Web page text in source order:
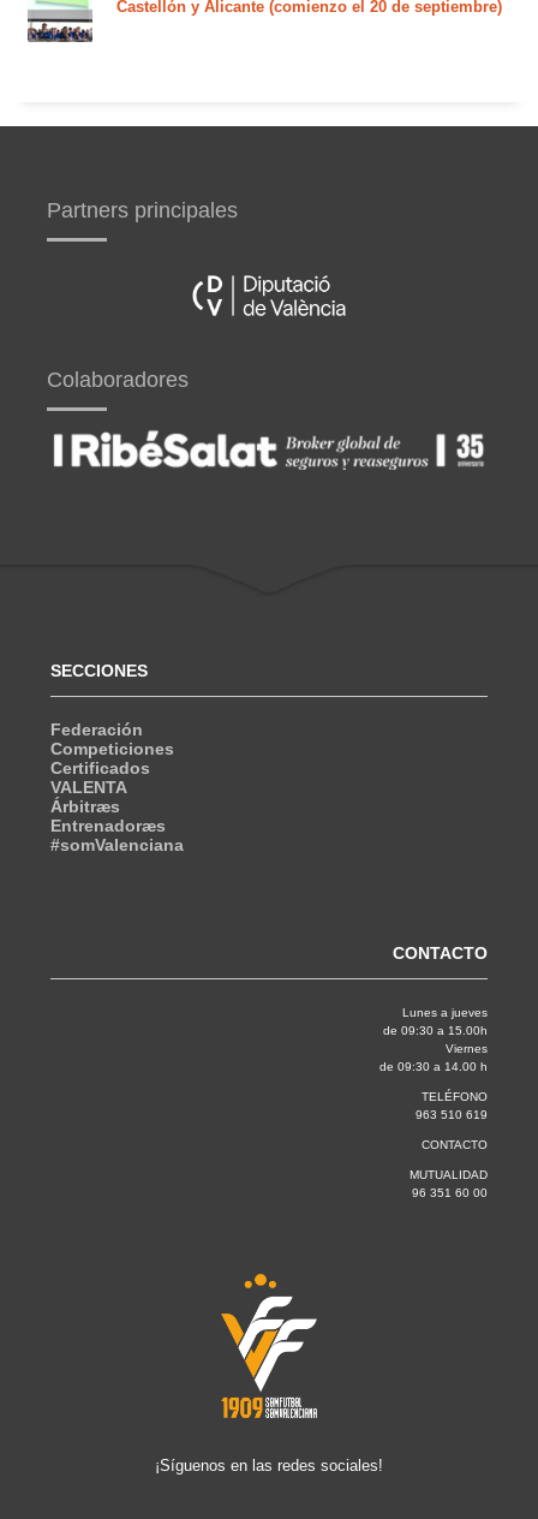
Castellón y Alicante (comienzo el 20 de septiembre)
Partners principales
Colaboradores
SECCIONES
Federación
Competiciones
Certificados
VALENTA
Árbitræs
Entrenadoræs
#somValenciana
CONTACTO
Lunes a jueves
de 09:30 a 15.00h
Viernes
de 09:30 a 14.00 h
TELÉFONO
963 510 619
CONTACTO
MUTUALIDAD
96 351 60 00
¡Síguenos en las redes sociales!